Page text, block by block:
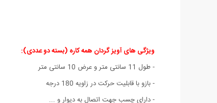
ویژگی های آویز گردان همه کاره (بسته دو عددی):
- طول 11 سانتی متر و عرض 10 سانتی متر
- بازو با قابلیت حرکت در زاویه 180 درجه
- دارای چسب جهت اتصال به دیوار و ...